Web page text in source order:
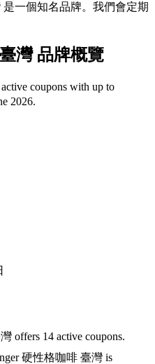
是一個知名品牌。我們會定期
灣 品牌概覽
coupons with up to
2026.
offers 14 active coupons.
硬性格咖啡 臺灣 is